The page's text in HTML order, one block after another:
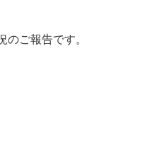
のご報告です。